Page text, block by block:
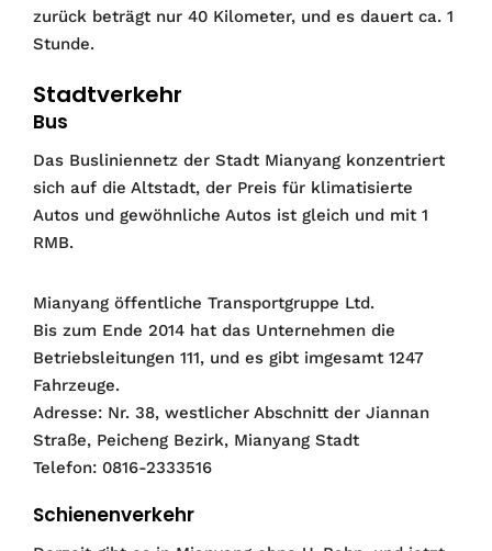
zurück beträgt nur 40 Kilometer, und es dauert ca. 1
Stunde.
Stadtverkehr
Bus
Das Busliniennetz der Stadt Mianyang konzentriert
sich auf die Altstadt, der Preis für klimatisierte
Autos und gewöhnliche Autos ist gleich und mit 1
RMB.
Mianyang öffentliche Transportgruppe Ltd.
Bis zum Ende 2014 hat das Unternehmen die
Betriebsleitungen 111, und es gibt imgesamt 1247
Fahrzeuge.
Adresse: Nr. 38, westlicher Abschnitt der Jiannan
Straße, Peicheng Bezirk, Mianyang Stadt
Telefon: 0816-2333516
Schienenverkehr